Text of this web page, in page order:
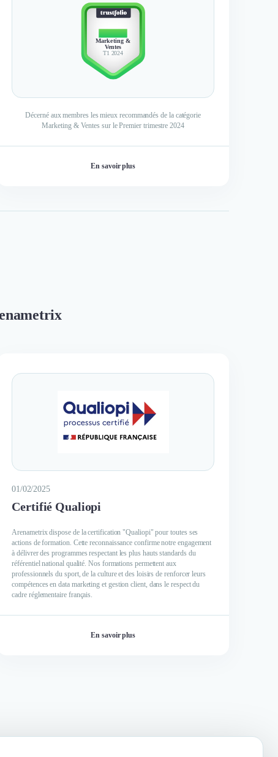
TOP 10
Marketing &
Ventes
T1 2024
Décerné aux membres les mieux recommandés de la catégorie
Marketing & Ventes sur le Premier trimestre 2024
En savoir plus
01/02/2025
Certifié Qualiopi
Arenametrix dispose de la certification "Qualiopi" pour toutes ses
actions de formation. Cette reconnaissance confirme notre engagement
à délivrer des programmes respectant les plus hauts standards du
référentiel national qualité. Nos formations permettent aux
professionnels du sport, de la culture et des loisirs de renforcer leurs
compétences en data marketing et gestion client, dans le respect du
cadre réglementaire français.
En savoir plus